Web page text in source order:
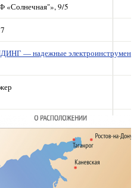
«Солнечная"», 9/5
— надежные